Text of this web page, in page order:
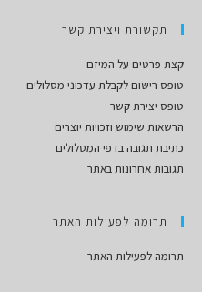
תקשורת ויצירת קשר
קצת פרטים על המיזם
טופס רישום לקבלת עדכוני מסלולים
טופס יצירת קשר
הרשאות שימוש וזכויות יוצרים
כתיבת תגובה בדפי המסלולים
תגובות אחרונות באתר
תרומה לפעילות האתר
תרומה לפעילות האתר